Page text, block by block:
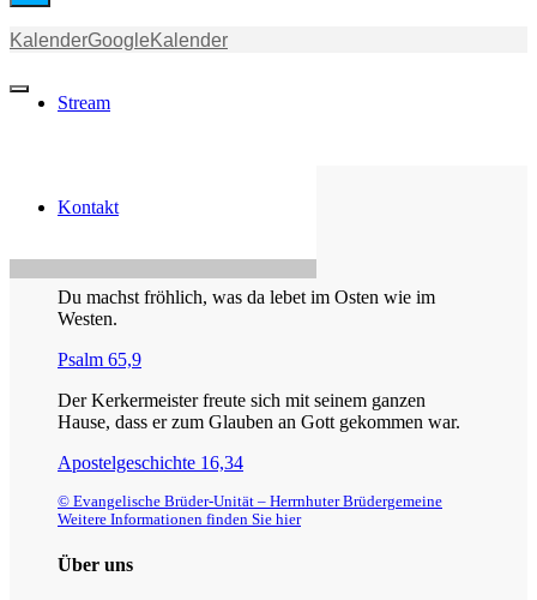
Stream
Kontakt
KalenderGoogleKalender
Du machst fröhlich, was da lebet im Osten wie im
Westen.
Psalm 65,9
Der Kerkermeister freute sich mit seinem ganzen
Hause, dass er zum Glauben an Gott gekommen war.
Apostelgeschichte 16,34
© Evangelische Brüder-Unität – Herrnhuter Brüdergemeine
Weitere Informationen finden Sie hier
Über uns